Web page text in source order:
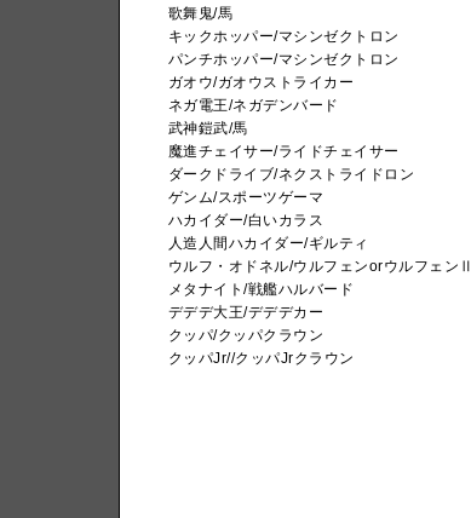
歌舞鬼/馬
キックホッパー/マシンゼクトロン
パンチホッパー/マシンゼクトロン
ガオウ/ガオウストライカー
ネガ電王/ネガデンバード
武神鎧武/馬
魔進チェイサー/ライドチェイサー
ダークドライブ/ネクストライドロン
ゲンム/スポーツゲーマ
ハカイダー/白いカラス
人造人間ハカイダー/ギルティ
ウルフ・オドネル/ウルフェンorウルフェンⅡ
メタナイト/戦艦ハルバード
デデデ大王/デデデカー
クッパ/クッパクラウン
クッパJr//クッパJrクラウン